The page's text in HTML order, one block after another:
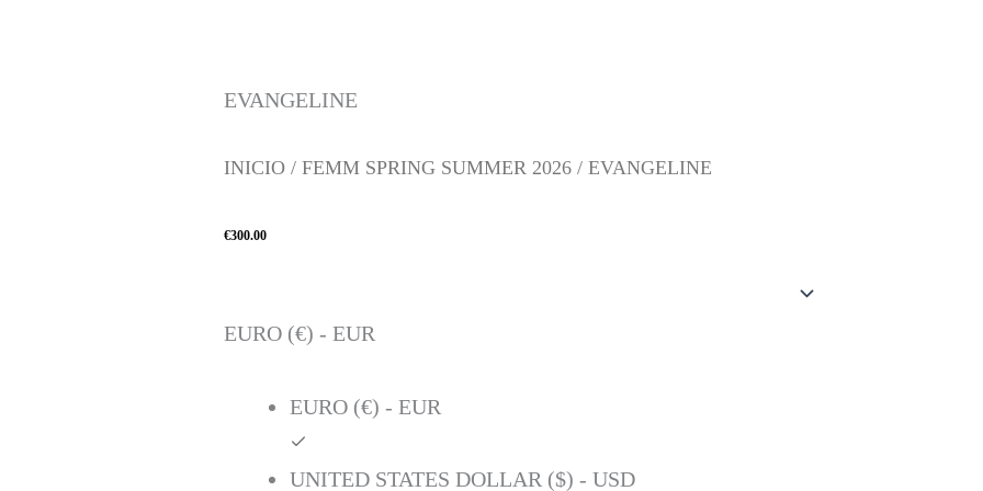
EVANGELINE
INICIO / FEMM SPRING SUMMER 2026 / EVANGELINE
€300.00
EURO (€) - EUR
EURO (€) - EUR
UNITED STATES DOLLAR ($) - USD